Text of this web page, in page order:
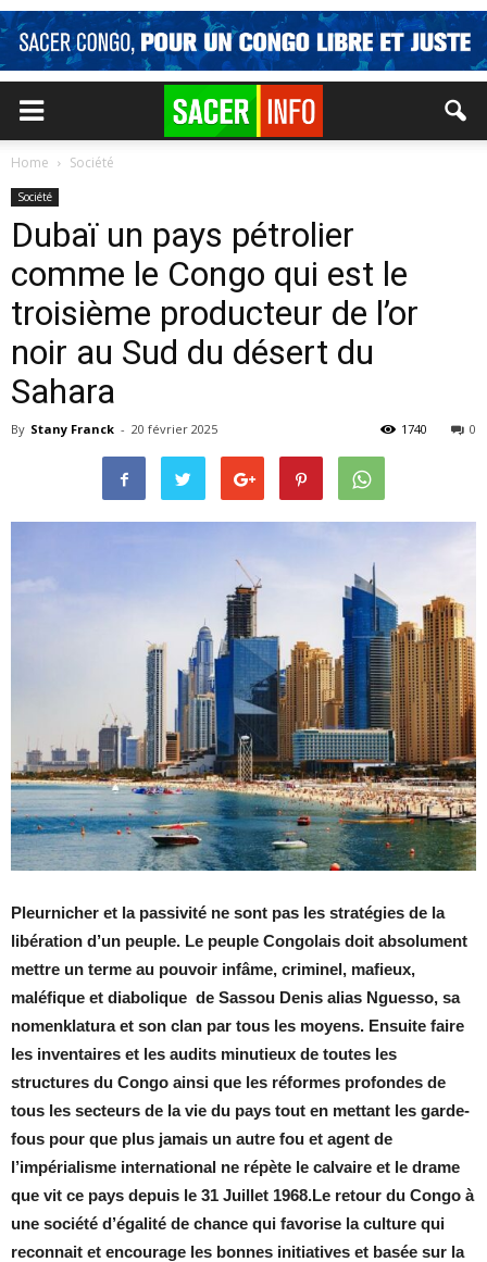
Home Société
Société
Dubaï un pays pétrolier
comme le Congo qui est le
troisième producteur de l’or
noir au Sud du désert du
Sahara
By Stany Franck - 20 février 2025 0
1740
Pleurnicher et la passivité ne sont pas les stratégies de la
libération d’un peuple. Le peuple Congolais doit absolument
mettre un terme au pouvoir infâme, criminel, mafieux,
maléfique et diabolique de Sassou Denis alias Nguesso, sa
nomenklatura et son clan par tous les moyens. Ensuite faire
les inventaires et les audits minutieux de toutes les
structures du Congo ainsi que les réformes profondes de
tous les secteurs de la vie du pays tout en mettant les garde-
fous pour que plus jamais un autre fou et agent de
l’impérialisme international ne répète le calvaire et le drame
que vit ce pays depuis le 31 Juillet 1968.Le retour du Congo à
une société d’égalité de chance qui favorise la culture qui
reconnait et encourage les bonnes initiatives et basée sur la